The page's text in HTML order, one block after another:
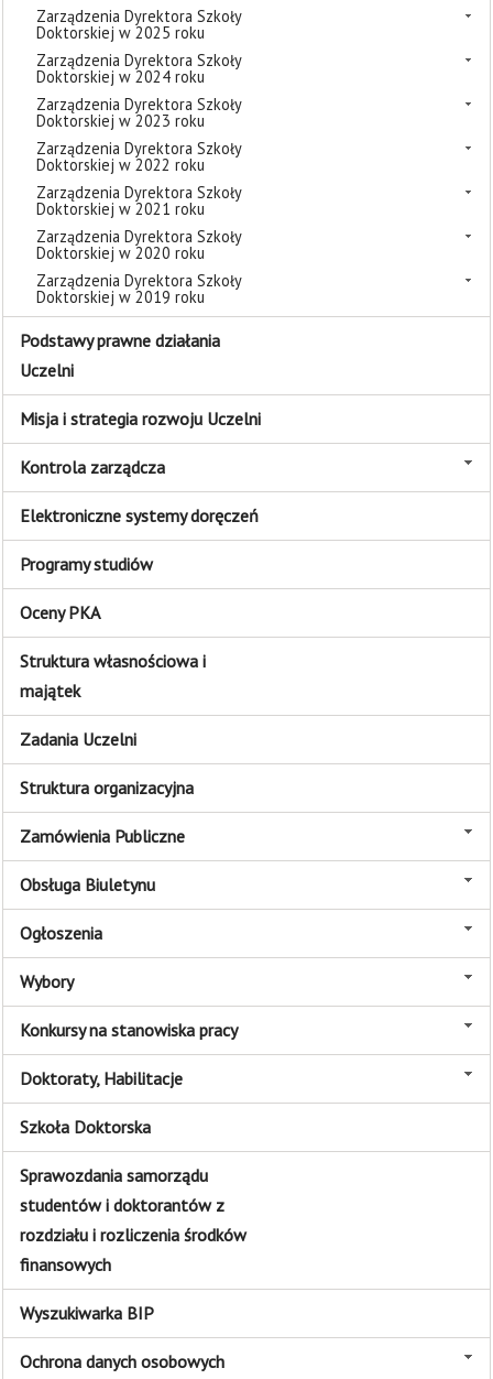
Zarządzenia Dyrektora Szkoły
Doktorskiej w 2025 roku
Zarządzenia Dyrektora Szkoły
Doktorskiej w 2024 roku
Zarządzenia Dyrektora Szkoły
Doktorskiej w 2023 roku
Zarządzenia Dyrektora Szkoły
Doktorskiej w 2022 roku
Zarządzenia Dyrektora Szkoły
Doktorskiej w 2021 roku
Zarządzenia Dyrektora Szkoły
Doktorskiej w 2020 roku
Zarządzenia Dyrektora Szkoły
Doktorskiej w 2019 roku
Podstawy prawne działania
Uczelni
Misja i strategia rozwoju Uczelni
Kontrola zarządcza
Elektroniczne systemy doręczeń
Programy studiów
Oceny PKA
Struktura własnościowa i
majątek
Zadania Uczelni
Struktura organizacyjna
Zamówienia Publiczne
Obsługa Biuletynu
Ogłoszenia
Wybory
Konkursy na stanowiska pracy
Doktoraty, Habilitacje
Szkoła Doktorska
Sprawozdania samorządu
studentów i doktorantów z
rozdziału i rozliczenia środków
finansowych
Wyszukiwarka BIP
Ochrona danych osobowych